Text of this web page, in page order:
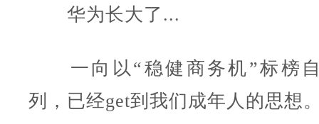
华为长大了...
一向以“稳健商务机”标榜自
列，已经get到我们成年人的思想